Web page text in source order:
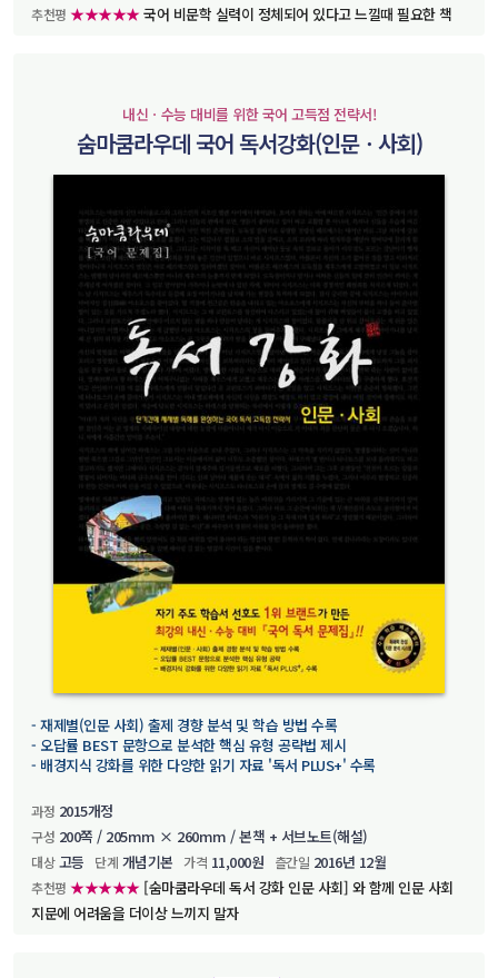
추천평 ★★★★★국어 비문학 실력이 정체되어 있다고 느낄때 필요한 책
내신ㆍ수능 대비를 위한 국어 고득점 전략서!
숨마쿰라우데 국어 독서강화(인문ㆍ사회)
- 재제별(인문 사회) 출제 경향 분석 및 학습 방법 수록
- 오답률 BEST 문항으로 분석한 핵심 유형 공략법 제시
- 배경지식 강화를 위한 다양한 읽기 자료 '독서 PLUS+' 수록
과정 2015개정
구성 200쪽 / 205mm × 260mm / 본책 + 서브노트(해설)
대상 고등 단계 개념기본 가격 11,000원 츨간일 2016년 12월
추천평 ★★★★★ [숨마쿰라우데 독서 강화 인문 사회] 와 함께 인문 사회
지문에 어려움을 더이상 느끼지 말자